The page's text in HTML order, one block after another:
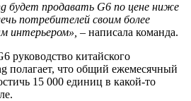
будет продавать G6 по цене ниже
потребителей своим более
интерьером», – написала команда.
руководство китайского
полагает, что общий ежемесячный
15 000 единиц в какой-то